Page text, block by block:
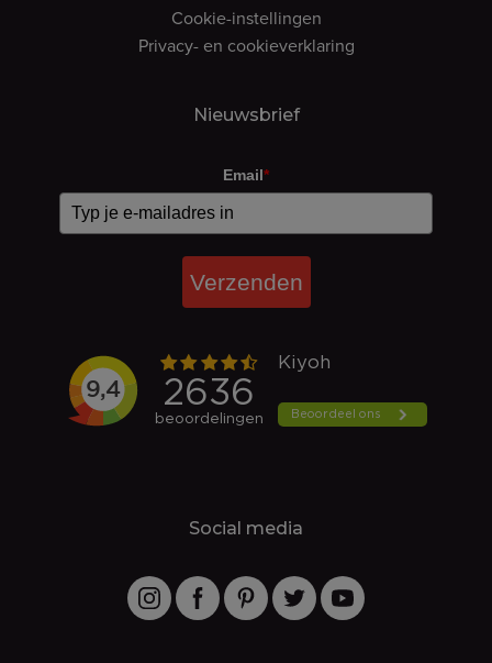
Cookie-instellingen
Privacy- en cookieverklaring
Nieuwsbrief
Email*
Verzenden
Social media